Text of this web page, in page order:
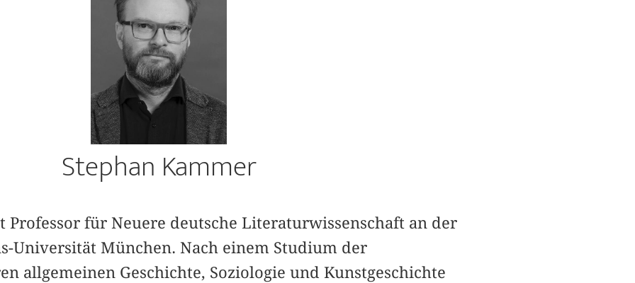
Stephan Kammer
Professor für Neuere deutsche Literaturwissenschaft an der
Universität München. Nach einem Studium der
allgemeinen Geschichte, Soziologie und Kunstgeschichte